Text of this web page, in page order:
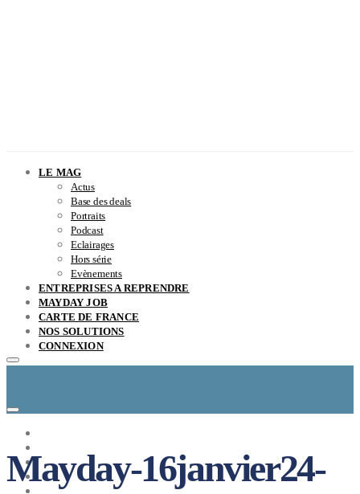
LE MAG
Actus
Base des deals
Portraits
Podcast
Eclairages
Hors série
Evènements
ENTREPRISES A REPRENDRE
MAYDAY JOB
CARTE DE FRANCE
NOS SOLUTIONS
CONNEXION
ENTREPRISES A REPRENDRE
MAYDAY JOB
CARTE DE FRANCE
Mayday-16janvier24-